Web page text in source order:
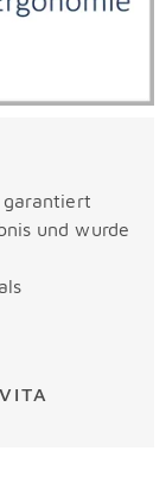
garantiert
und wurde